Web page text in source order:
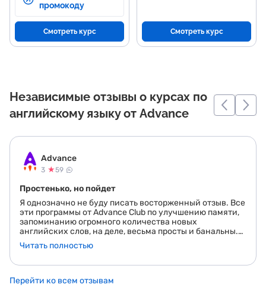
промокоду
Смотреть курс Смотреть курс
Независимые отзывы о курсах по
английскому языку от Advance
Advance
3 ★59
Простенько, но пойдет
Я однозначно не буду писать восторженный отзыв. Все
эти программы от Advance Club по улучшению памяти,
запоминанию огромного количества новых
английских слов, на деле, весьма просты и банальны.
Если поискать, то можно найти похожие приложения
на телефон, они по тому же принципу работают. Но, в
уж захваливать их не хочется, есть альтернативные
решения, а то в отзывах многие пишут об их
Читать полностью
Перейти ко всем отзывам